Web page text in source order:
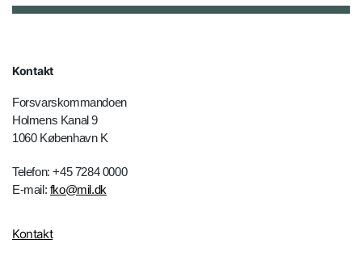
Kontakt
Forsvarskommandoen
Holmens Kanal 9
1060 København K
Telefon: +45 7284 0000
E-mail: fko@mil.dk
Kontakt